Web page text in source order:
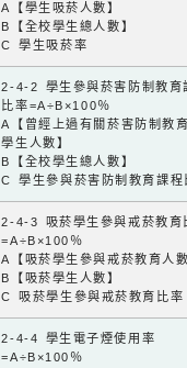
A【學生吸菸人數】
B【全校學生總人數】
C 學生吸菸率
2-4-2 學生參與菸害防制教育
比率=A÷B×100％
A【曾經上過有關菸害防制教
學生人數】
B【全校學生總人數】
C 學生參與菸害防制教育課程
2-4-3 吸菸學生參與戒菸教育
=A÷B×100％
A【吸菸學生參與戒菸教育人
B【吸菸學生人數】
C 吸菸學生參與戒菸教育比率
2-4-4 學生電子煙使用率
=A÷B×100％